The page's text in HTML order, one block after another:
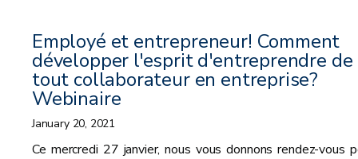
Employé et entrepreneur! Comment
développer l'esprit d'entreprendre de
tout collaborateur en entreprise?
Webinaire
January 20, 2021
Ce mercredi 27 janvier, nous vous donnons rendez-vous